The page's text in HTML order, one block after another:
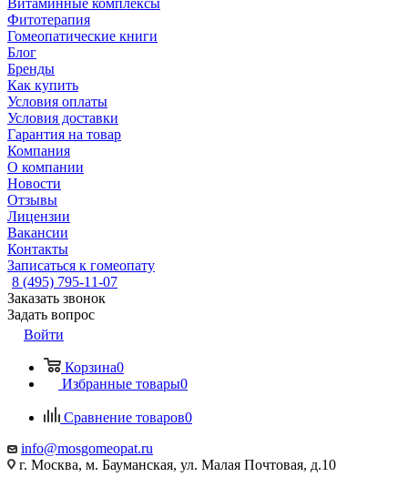
Витаминные комплексы
Фитотерапия
Гомеопатические книги
Блог
Бренды
Как купить
Условия оплаты
Условия доставки
Гарантия на товар
Компания
О компании
Новости
Отзывы
Лицензии
Вакансии
Контакты
Записаться к гомеопату
8 (495) 795-11-07
Заказать звонок
Задать вопрос
Войти
Корзина0
Избранные товары0
Сравнение товаров0
info@mosgomeopat.ru
г. Москва, м. Бауманская, ул. Малая Почтовая, д.10